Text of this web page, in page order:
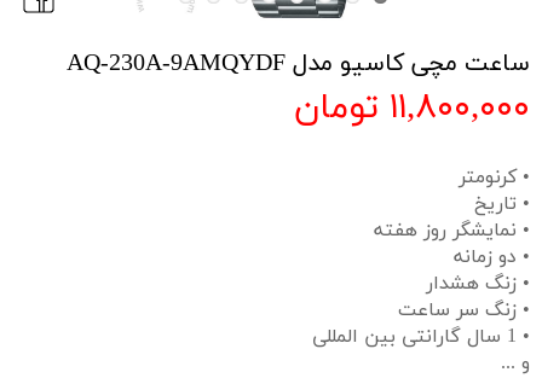
ساعت مچی کاسیو مدل AQ-230A-9AMQYDF
۱۱,۸۰۰,۰۰۰ تومان
• کرنومتر
• تاریخ
• نمایشگر روز هفته
• دو زمانه
• زنگ هشدار
• زنگ سر ساعت
• 1 سال گارانتی بین المللی
و ...